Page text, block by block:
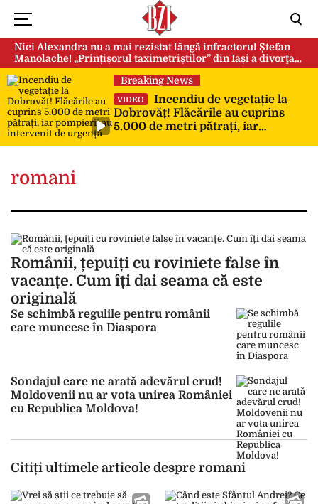
Nici Alexandra nu a mai rezistat lângă infractorul Ștefan
Manolache! „Prințișorul taximetriștilor” din Iași a divorţat
după doi ani de căsnicie
Breaking News
VIDEO
Incendiu de vegetație la
Dobrovăț! Flăcările au cuprins
5.000 de metri pătrați, iar
romani
Românii, țepuiți cu roviniete false în
vacanțe. Cum îți dai seama că este
originală
Se schimbă regulile pentru românii
care muncesc în Diaspora
Sondajul care ne arată adevărul crud!
Moldovenii nu ar vota unirea României
cu Republica Moldova!
Citiți ultimele articole despre romani